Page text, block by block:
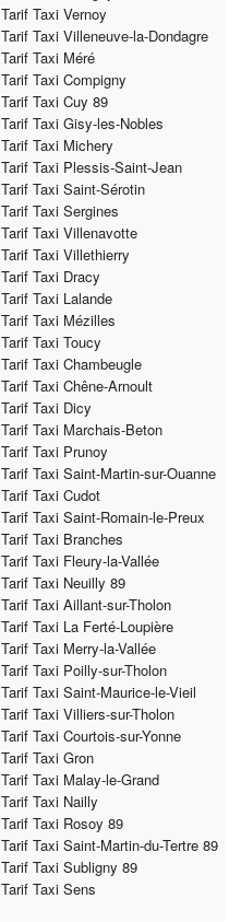
Tarif Taxi Vernoy
Tarif Taxi Villeneuve-la-Dondagre
Tarif Taxi Méré
Tarif Taxi Compigny
Tarif Taxi Cuy 89
Tarif Taxi Gisy-les-Nobles
Tarif Taxi Michery
Tarif Taxi Plessis-Saint-Jean
Tarif Taxi Saint-Sérotin
Tarif Taxi Sergines
Tarif Taxi Villenavotte
Tarif Taxi Villethierry
Tarif Taxi Dracy
Tarif Taxi Lalande
Tarif Taxi Mézilles
Tarif Taxi Toucy
Tarif Taxi Chambeugle
Tarif Taxi Chêne-Arnoult
Tarif Taxi Dicy
Tarif Taxi Marchais-Beton
Tarif Taxi Prunoy
Tarif Taxi Saint-Martin-sur-Ouanne
Tarif Taxi Cudot
Tarif Taxi Saint-Romain-le-Preux
Tarif Taxi Branches
Tarif Taxi Fleury-la-Vallée
Tarif Taxi Neuilly 89
Tarif Taxi Aillant-sur-Tholon
Tarif Taxi La Ferté-Loupière
Tarif Taxi Merry-la-Vallée
Tarif Taxi Poilly-sur-Tholon
Tarif Taxi Saint-Maurice-le-Vieil
Tarif Taxi Villiers-sur-Tholon
Tarif Taxi Courtois-sur-Yonne
Tarif Taxi Gron
Tarif Taxi Malay-le-Grand
Tarif Taxi Nailly
Tarif Taxi Rosoy 89
Tarif Taxi Saint-Martin-du-Tertre 89
Tarif Taxi Subligny 89
Tarif Taxi Sens